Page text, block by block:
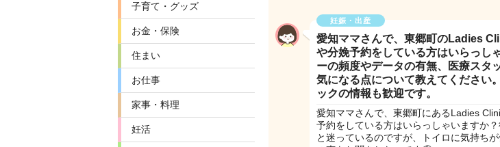
子育て・グッズ
お金・保険
住まい
お仕事
家事・料理
妊活
妊娠・出産
愛知ママさんで、東郷町のLadies
や分娩予約をしている方はいらっし
ーの頻度やデータの有無、医療スタ
気になる点について教えてください
ックの情報も歓迎です。
愛知ママさんで、東郷町にあるLadies
予約をしている方はいらっしゃいますか
と迷っているのですが、トイロに気持ち